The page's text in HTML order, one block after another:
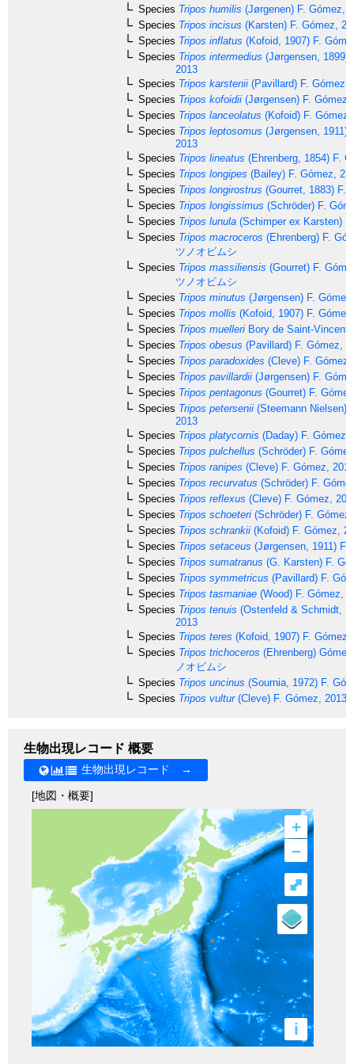
Species Tripos humilis (Jørgenen) F. Gómez,
Species Tripos incisus (Karsten) F. Gómez,
Species Tripos inflatus (Kofoid, 1907) F.
Species Tripos intermedius (Jørgensen, 1899)
2013
Species Tripos karstenii (Pavillard) F. Gómez,
Species Tripos kofoidii (Jørgensen) F. Gómez,
Species Tripos lanceolatus (Kofoid) F. Gómez,
Species Tripos leptosomus (Jørgensen, 1911)
2013
Species Tripos lineatus (Ehrenberg, 1854) F.
Species Tripos longipes (Bailey) F. Gómez,
Species Tripos longirostrus (Gourret, 1883) F.
Species Tripos longissimus (Schröder) F.
Species Tripos lunula (Schimper ex Karsten)
Species Tripos macroceros (Ehrenberg) F.
ツノオビムシ
Species Tripos massiliensis (Gourret) F.
ツノオビムシ
Species Tripos minutus (Jørgensen) F.
Species Tripos mollis (Kofoid, 1907) F.
Species Tripos muelleri Bory de Saint-Vincent,
Species Tripos obesus (Pavillard) F. Gómez,
Species Tripos paradoxides (Cleve) F. Gómez,
Species Tripos pavillardii (Jørgensen) F.
Species Tripos pentagonus (Gourret) F.
Species Tripos petersenii (Steemann Nielsen)
2013
Species Tripos platycornis (Daday) F. Gómez,
Species Tripos pulchellus (Schröder) F.
Species Tripos ranipes (Cleve) F. Gómez, 2013
Species Tripos recurvatus (Schröder) F.
Species Tripos reflexus (Cleve) F. Gómez,
Species Tripos schoeteri (Schröder) F.
Species Tripos schrankii (Kofoid) F. Gómez,
Species Tripos setaceus (Jørgensen, 1911) F.
Species Tripos sumatranus (G. Karsten) F.
Species Tripos symmetricus (Pavillard) F.
Species Tripos tasmaniae (Wood) F. Gómez,
Species Tripos tenuis (Ostenfeld & Schmidt,
2013
Species Tripos teres (Kofoid, 1907) F. Gómez,
Species Tripos trichoceros (Ehrenberg)
ノオビムシ
Species Tripos uncinus (Sournia, 1972) F.
Species Tripos vultur(Cleve) F. Gómez, 2013
生物出現レコード 概要
生物出現レコード →
[地図・概要]
+
–
i
⤢